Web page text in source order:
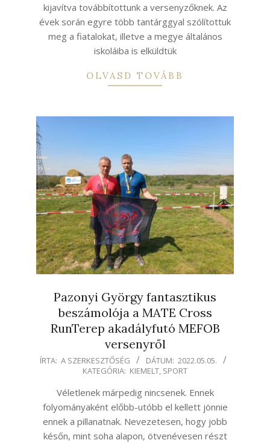
kijavítva továbbítottunk a versenyzőknek. Az
évek során egyre több tantárggyal szólítottuk
meg a fiatalokat, illetve a megye általános
iskoláiba is elküldtük
OLVASD TOVÁBB
Pazonyi György fantasztikus
beszámolója a MATE Cross
RunTerep akadályfutó MEFOB
versenyről
2022-
ÍRTA: A SZERKESZTŐSÉG DÁTUM: 2022.05.05.
KATEGÓRIA: KIEMELT, SPORT
Véletlenek márpedig nincsenek. Ennek
folyományaként előbb-utóbb el kellett jönnie
ennek a pillanatnak. Nevezetesen, hogy jobb
későn, mint soha alapon, ötvenévesen részt